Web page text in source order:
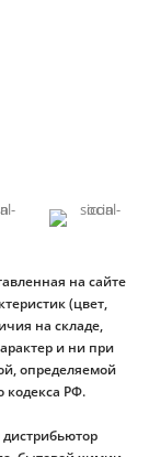
на сайте
(цвет,
на складе,
и ни при
определяемой
кодекса РФ.